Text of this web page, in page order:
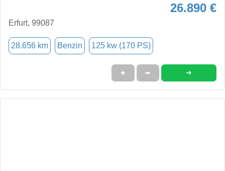
26.890 €
Erfurt, 99087
28.656 km Benzin 125 kw (170 PS)
★ ➦ ➜